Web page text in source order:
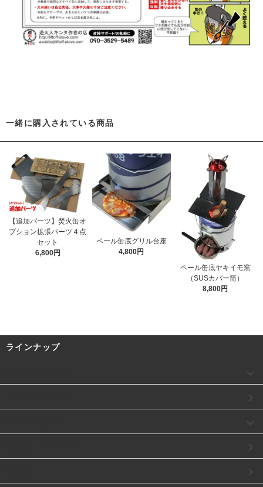
一緒に購入されている商品
【追加パーツ】焚火缶オ
プション拡張パーツ４点
セット
6,800円
ペール缶底グリル台座
4,800円
ペール缶底ヤキイモ窯
（SUSカバー筒）
8,800円
ラインナップ